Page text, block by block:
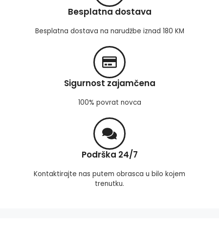
Besplatna dostava
Besplatna dostava na narudžbe iznad 180 KM
Sigurnost zajamčena
100% povrat novca
Podrška 24/7
Kontaktirajte nas putem obrasca u bilo kojem
trenutku.